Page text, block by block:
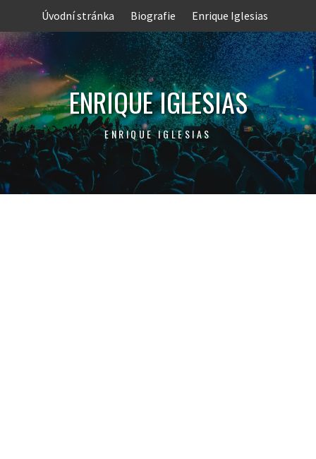
content
Úvodní stránka Biografie Enrique Iglesias
ENRIQUE IGLESIAS
ENRIQUE IGLESIAS